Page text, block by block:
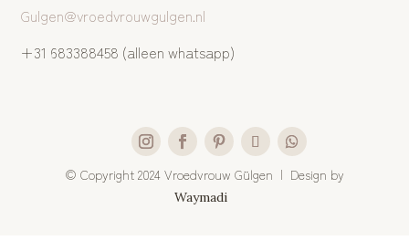
Gulgen@vroedvrouwgulgen.nl
+31 683388458 (alleen whatsapp)
© Copyright 2024 Vroedvrouw Gülgen | Design by
Waymadi